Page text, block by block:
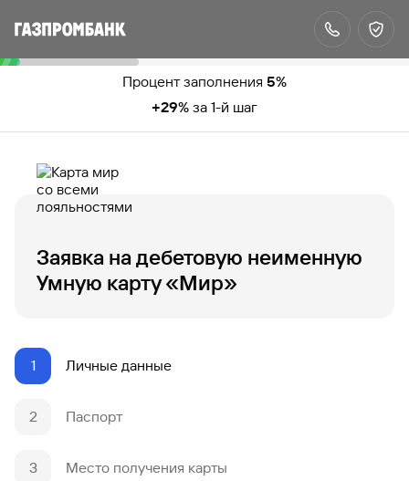
Процент заполнения 5%
+29% за 1-й шаг
Заявка на дебетовую неименную
Умную карту «Мир»
1 Личные данные
2 Паспорт
3 Место получения карты